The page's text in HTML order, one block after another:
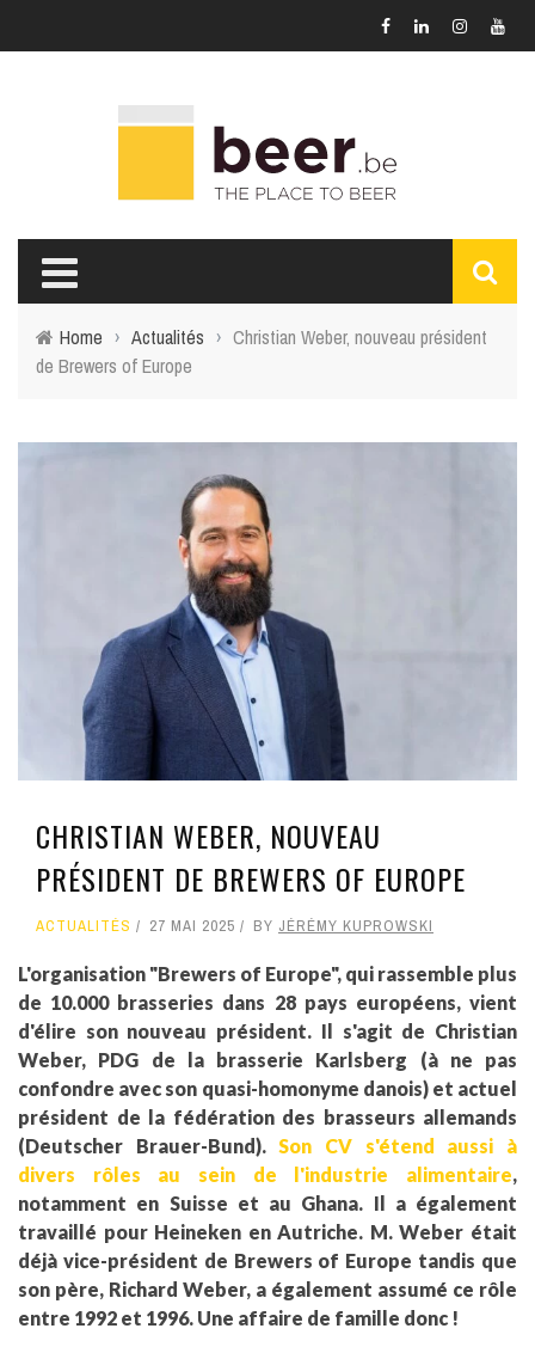
Home › Actualités › Christian Weber, nouveau président
de Brewers of Europe
CHRISTIAN WEBER, NOUVEAU
PRÉSIDENT DE BREWERS OF EUROPE
ACTUALITÉS 27 MAI 2025 BY JÉRÉMY KUPROWSKI
L'organisation "Brewers of Europe", qui rassemble plus
de 10.000 brasseries dans 28 pays européens, vient
d'élire son nouveau président. Il s'agit de Christian
Weber, PDG de la brasserie Karlsberg (à ne pas
confondre avec son quasi-homonyme danois) et actuel
président de la fédération des brasseurs allemands
(Deutscher Brauer-Bund).Son CV s'étend aussi à
divers rôles au sein de l'industrie alimentaire,
notamment en Suisse et au Ghana. Il a également
travaillé pour Heineken en Autriche. M. Weber était
déjà vice-président de Brewers of Europe tandis que
son père, Richard Weber, a également assumé ce rôle
entre 1992 et 1996. Une affaire de famille donc !